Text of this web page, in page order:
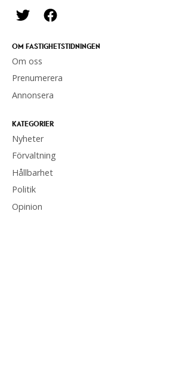
OM FASTIGHETSTIDNINGEN
Om oss
Prenumerera
Annonsera
KATEGORIER
Nyheter
Förvaltning
Hållbarhet
Politik
Opinion